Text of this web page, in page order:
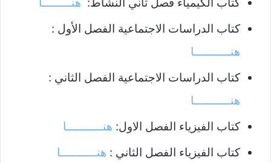
كتاب الدراسات الاجتماعية الفصل الأول :
هنــــــــــا
كتاب الدراسات الاجتماعية الفصل الثاني :
هنــــــــــا
كتاب الفيزياء الفصل الاول: هنــــــــــا
كتاب الفيزياء الفصل الثاني : هنــــــــــا